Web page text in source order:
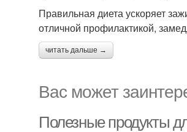
Правильная диета ускоряет
отличной профилактикой,
читать дальше →
Вас может
Полезные продукты